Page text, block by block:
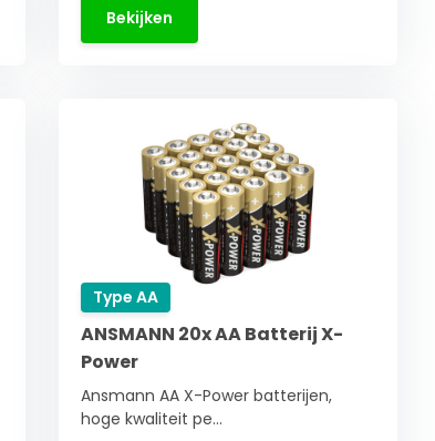
Bekijken
Type AA
ANSMANN 20x AA Batterij X-
Power
Ansmann AA X-Power batterijen,
hoge kwaliteit pe...